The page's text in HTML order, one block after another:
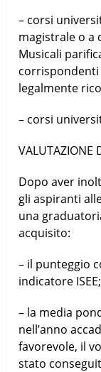
– corsi
magistrale o a
Musicali
corrispondenti
legalmente
– corsi
VALUTAZIONE
Dopo aver
gli aspiranti
una
acquisito:
– il punteggio
indicatore ISEE;
– la media
nell’anno
favorevole, il
stato